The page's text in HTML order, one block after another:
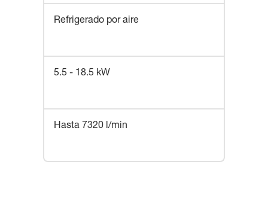
Refrigerado por aire
5.5 - 18.5 kW
Hasta 7320 l/min